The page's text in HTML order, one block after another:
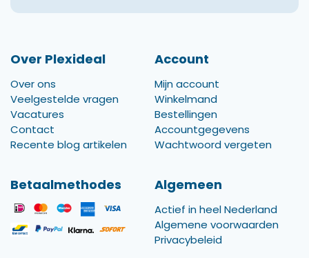
Over Plexideal
Over ons
Veelgestelde vragen
Vacatures
Contact
Recente blog artikelen
Account
Mijn account
Winkelmand
Bestellingen
Accountgegevens
Wachtwoord vergeten
Betaalmethodes Algemeen
Actief in heel Nederland
Algemene voorwaarden
Privacybeleid